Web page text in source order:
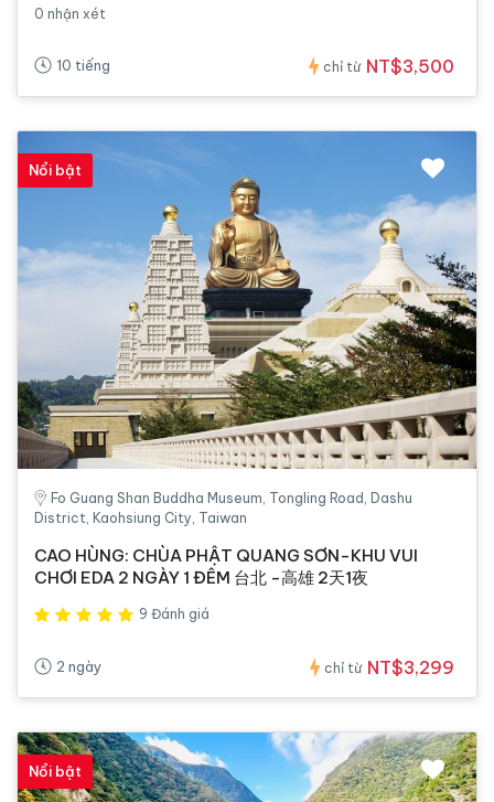
0 nhận xét
10 tiếng chỉ từ NT$3,500
Nổi bật
Fo Guang Shan Buddha Museum, Tongling Road, Dashu
District, Kaohsiung City, Taiwan
CAO HÙNG: CHÙA PHẬT QUANG SƠN-KHU VUI
CHƠI EDA 2 NGÀY 1 ĐÊM 台北 -高雄 2天1夜
9 Đánh giá
2 ngày chỉ từ NT$3,299
Nổi bật